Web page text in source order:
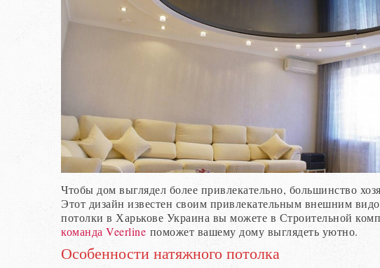
Чтобы дом выглядел более привлекательно, большинство
Этот дизайн известен своим привлекательным внешним
потолки в Харькове Украина вы можете в Строительной
команда Veerline поможет вашему дому выглядеть уютно.
Особенности натяжного потолка